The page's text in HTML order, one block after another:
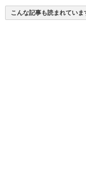
こんな記事も読まれていま